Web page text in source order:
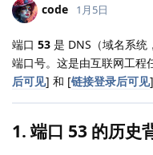
code 1月5日
端口 53 是 DNS（域名系
端口号。这是由互联网工程
后可见] 和 [链接登录后可见
1. 端口 53 的历史